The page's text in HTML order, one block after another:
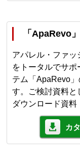
「ApaRevo
アパレル・ファッ
をトータルでサポ
テム「ApaRevo
す。ご検討資料と
ダウンロード資
カ